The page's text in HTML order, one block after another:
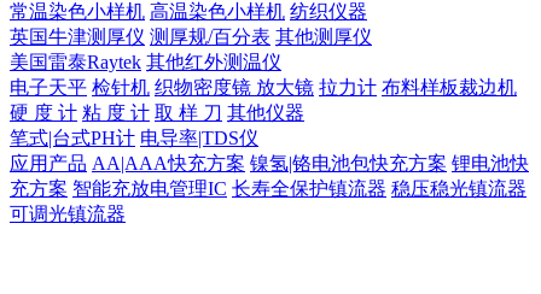
常温染色小样机 高温染色小样机 纺织仪器
英国牛津测厚仪 测厚规/百分表 其他测厚仪
美国雷泰Raytek 其他红外测温仪
电子天平 检针机 织物密度镜 放大镜 拉力计 布料样板裁边机
硬 度 计 粘 度 计 取 样 刀 其他仪器
笔式|台式PH计 电导率|TDS仪
应用产品 AA|AAA快充方案 镍氢|铬电池包快充方案 锂电池快
充方案 智能充放电管理IC 长寿全保护镇流器 稳压稳光镇流器
可调光镇流器